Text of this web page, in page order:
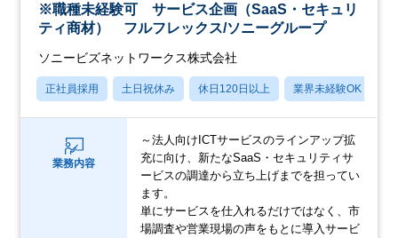
※職種未経験可 サービス企画（SaaS・セキュリ
ティ商材） フルフレックス/ソニーグループ
ソニービズネットワークス株式会社
正社員採用 土日祝休み 休日120日以上 業界未経験OK
業務内容
～法人向けICTサービスのラインアップ拡
充に向け、新たなSaaS・セキュリティサ
ービスの調達から立ち上げまでを担ってい
ます。
単にサービスを仕入れるだけではなく、市
場調査や営業現場の声をもとに導入サービ